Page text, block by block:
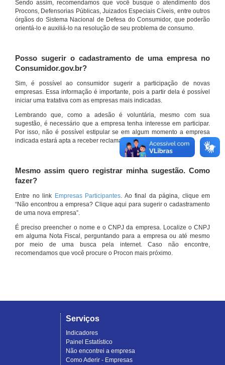
Sendo assim, recomendamos que você busque o atendimento dos
Procons, Defensorias Públicas, Juizados Especiais Cíveis, entre outros
órgãos do Sistema Nacional de Defesa do Consumidor, que poderão
orientá-lo e auxiliá-lo na resolução de seu problema de consumo.
Posso sugerir o cadastramento de uma empresa no
Consumidor.gov.br?
Sim, é possível ao consumidor sugerir a participação de novas
empresas. Essa informação é importante, pois a partir dela é possível
iniciar uma tratativa com as empresas mais indicadas.
Lembrando que, como a adesão é voluntária, mesmo com sua
sugestão, é necessário que a empresa tenha interesse em participar.
Por isso, não é possível estipular se em algum momento a empresa
indicada estará apta a receber reclamações por meio do site.
Mesmo assim quero registrar minha sugestão. Como
fazer?
Entre no link Empresas Participantes. Ao final da página, clique em
“Não encontrou a empresa? Clique aqui para sugerir o cadastramento
de uma nova empresa”.
É preciso preencher o nome e o CNPJ da empresa. Localize o CNPJ
em alguma Nota Fiscal, perguntando para a empresa ou até mesmo
por meio de uma busca pela internet. Caso não encontre,
recomendamos que você procure o Procon mais próximo.
Serviços
Indicadores
Painel Estatístico
Não encontrei a empresa
Como Aderir - Empresas